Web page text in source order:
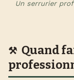
Un serrurier
Quand